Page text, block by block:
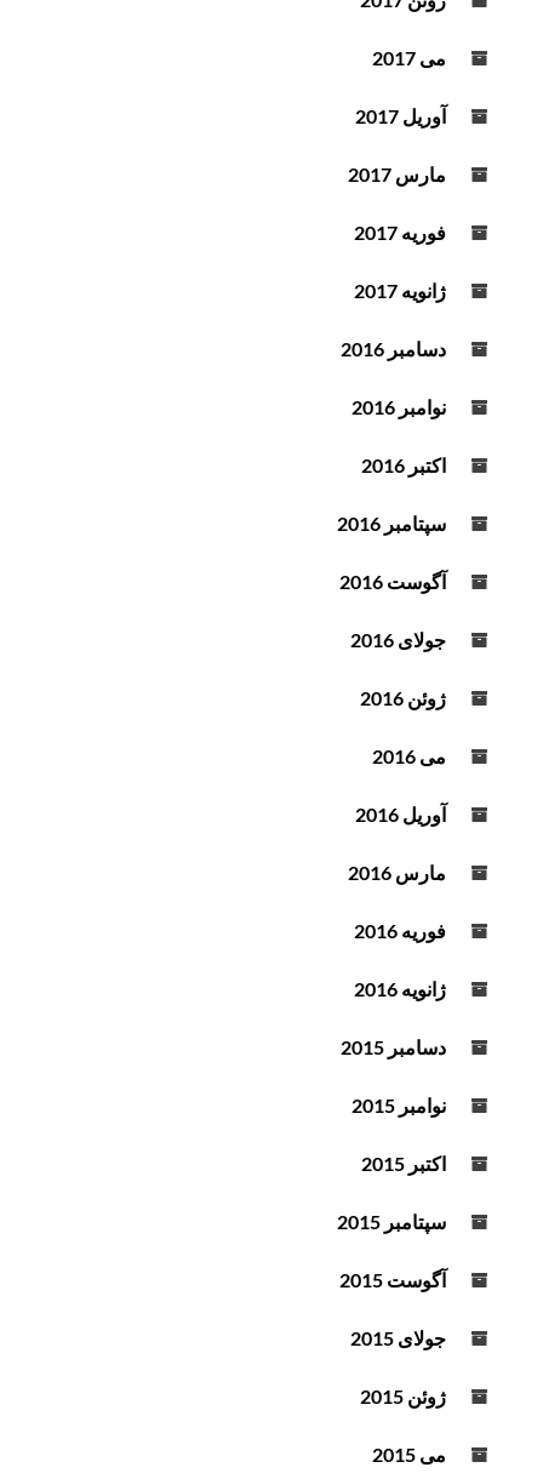
می 2017
آوریل 2017
مارس 2017
فوریه 2017
ژانویه 2017
دسامبر 2016
نوامبر 2016
اکتبر 2016
سپتامبر 2016
آگوست 2016
جولای 2016
ژوئن 2016
می 2016
آوریل 2016
مارس 2016
فوریه 2016
ژانویه 2016
دسامبر 2015
نوامبر 2015
اکتبر 2015
سپتامبر 2015
آگوست 2015
جولای 2015
ژوئن 2015
می 2015